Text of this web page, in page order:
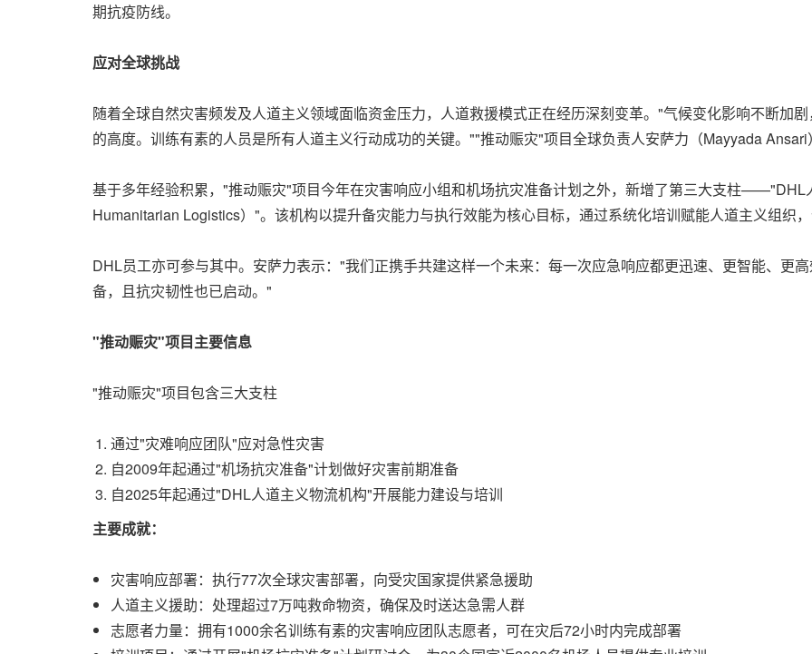
期抗疫防线。
应对全球挑战
随着全球自然灾害频发及人道主义领域面临资金压力，人道救援模式正在经历深刻变革。"气候变化影响不断加
的高度。训练有素的人员是所有人道主义行动成功的关键。""推动赈灾"项目全球负责人安萨力（Mayyada
基于多年经验积累，"推动赈灾"项目今年在灾害响应小组和机场抗灾准备计划之外，新增了第三大支柱——"DHL
Humanitarian Logistics）"。该机构以提升备灾能力与执行效能为核心目标，通过系统化培训赋能人道主义组织
DHL员工亦可参与其中。安萨力表示："我们正携手共建这样一个未来：每一次应急响应都更迅速、更智能、更
备，且抗灾韧性也已启动。"
"推动赈灾"项目主要信息
"推动赈灾"项目包含三大支柱
通过"灾难响应团队"应对急性灾害
自2009年起通过"机场抗灾准备"计划做好灾害前期准备
自2025年起通过"DHL人道主义物流机构"开展能力建设与培训
主要成就：
灾害响应部署：执行77次全球灾害部署，向受灾国家提供紧急援助
人道主义援助：处理超过7万吨救命物资，确保及时送达急需人群
志愿者力量：拥有1000余名训练有素的灾害响应团队志愿者，可在灾后72小时内完成部署